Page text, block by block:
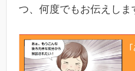
つ、何度でもお伝えしま